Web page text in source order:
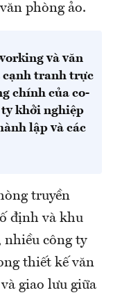
phòng ảo.
và văn
cạnh tranh trực
chính của co-
khởi nghiệp
lập và các
truyền
định và khu
nhiều công ty
thiết kế văn
giao lưu giữa